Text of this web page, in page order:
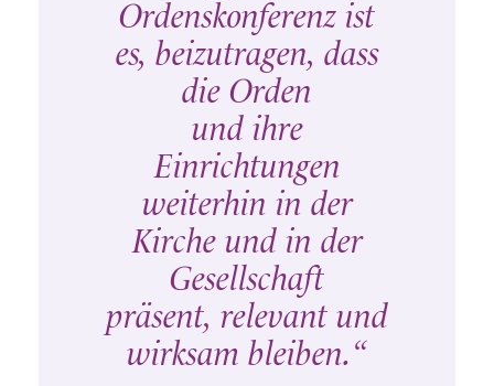
Ordenskonferenz ist
es, beizutragen, dass
die Orden
und ihre
Einrichtungen
weiterhin in der
Kirche und in der
Gesellschaft
präsent, relevant und
wirksam bleiben.“